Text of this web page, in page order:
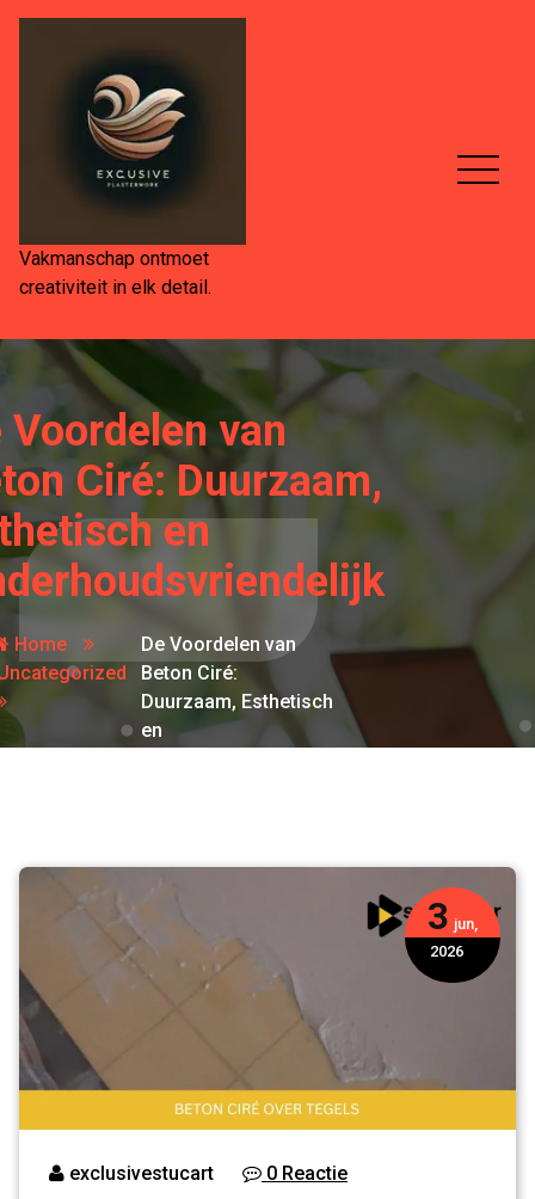
Spring
Vakmanschap ontmoet
creativiteit in elk detail.
Voordelen van
Ciré: Duurzaam,
en
Home
De Voordelen van
Beton Ciré:
Duurzaam, Esthetisch
en
3 jun,
2026
exclusivestucart 0 Reactie